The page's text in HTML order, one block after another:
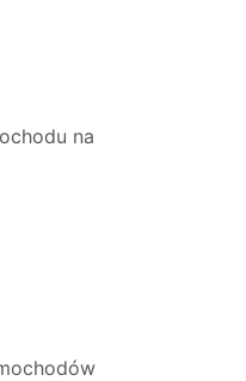
na